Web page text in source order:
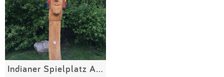
Indianer Spielplatz Am Bosserhof